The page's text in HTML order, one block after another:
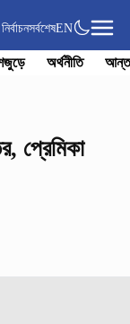
নির্বাচনসর্বশেষEN
অর্থনীতি
প্রেমিকা